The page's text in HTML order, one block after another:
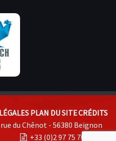
PLAN DU SITECRÉDITS
du Chênot - 56380 Beignon
+33 (0)2 97 75 70 74